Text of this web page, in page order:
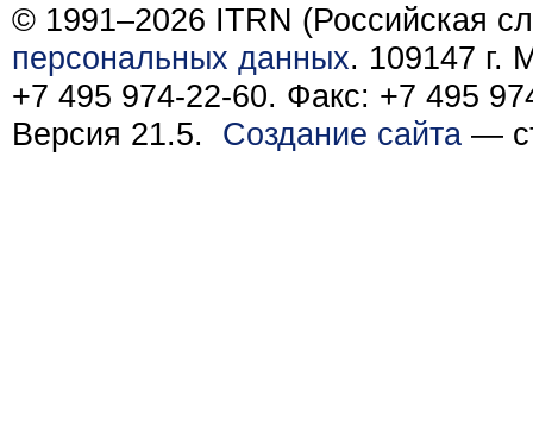
© 1991–2026 ITRN (Российская
персональных данных. 109147 г.
+7 495 974-22-60. Факс: +7 495
Версия 21.5. Создание сайта —